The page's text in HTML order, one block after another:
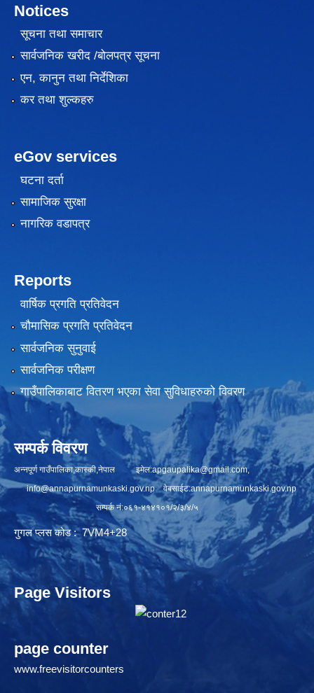
Notices
सूचना तथा समाचार
सार्वजनिक खरीद /बोलपत्र सूचना
एन, कानुन तथा निर्देशिका
कर तथा शुल्कहरु
eGov services
घटना दर्ता
सामाजिक सुरक्षा
नागरिक वडापत्र
Reports
वार्षिक प्रगति प्रतिवेदन
चौमासिक प्रगति प्रतिवेदन
सार्वजनिक सुनुवाई
सार्वजनिक परीक्षण
गाउँपालिकाबाट वितरण भएका सेवा सुविधाहरुको विवरण
सम्पर्क विवरण
अन्नपूर्ण गाउँपालिका,कास्की,नेपाल इमेल:apgaupalika@gmail.com,
info@annapurnamunkaski.gov.npवेबसाईट:annapurnamunkaski.gov.np
सम्पर्क नं:०६१-४१४१०१/२/३/४/५
गुगल प्लस कोड : 7VM4+28
Page Visitors
page counter
www.freevisitorcounters